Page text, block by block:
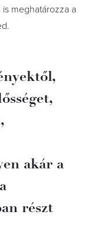
meghatározza a
akár a
részt